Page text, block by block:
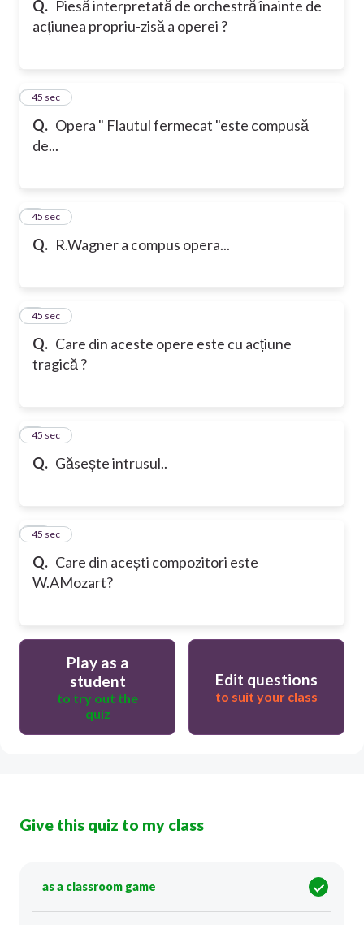
Q. Piesă interpretată de orchestră înainte de
acțiunea propriu-zisă a operei ?
Q. Opera " Flautul fermecat "este compusă
de...
6
45 sec
Q. R.Wagner a compus opera...
7
45 sec
Q. Care din aceste opere este cu acțiune
tragică ?
8
45 sec
Q. Găsește intrusul..
9
45 sec
Q. Care din acești compozitori este
W.AMozart?
10
45 sec
Play as a
student
to try out the
quiz
Edit questions
to suit your class
Give this quiz to my class
as a classroom game